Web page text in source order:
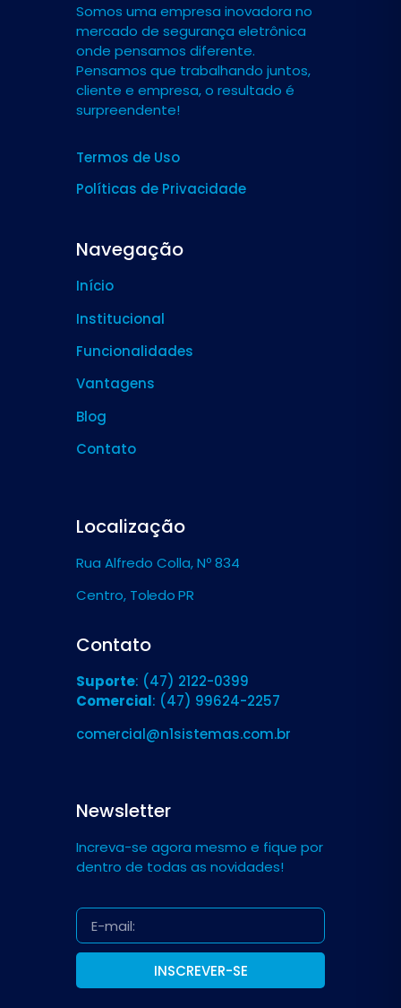
Somos uma empresa inovadora no
mercado de segurança eletrônica
onde pensamos diferente.
Pensamos que trabalhando juntos,
cliente e empresa, o resultado é
surpreendente!
Termos de Uso
Políticas de Privacidade
Navegação
Início
Institucional
Funcionalidades
Vantagens
Blog
Contato
Localização
Rua Alfredo Colla, Nº 834
Centro, Toledo PR
Contato
Suporte: (47) 2122-0399
Comercial: (47) 99624-2257
comercial@n1sistemas.com.br
Newsletter
Increva-se agora mesmo e fique por
dentro de todas as novidades!
INSCREVER-SE